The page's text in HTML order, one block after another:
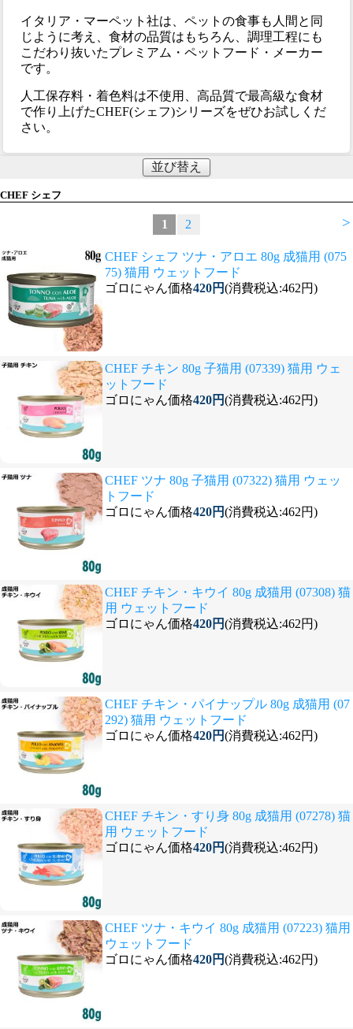
イタリア・マーペット社は、ペットの食事も人間と同
じように考え、食材の品質はもちろん、調理工程にも
こだわり抜いたプレミアム・ペットフード・メーカー
です。
人工保存料・着色料は不使用、高品質で最高級な食材
で作り上げたCHEF(シェフ)シリーズをぜひお試しくだ
さい。
並び替え
CHEF シェフ
>
1 2
CHEF シェフ ツナ・アロエ 80g 成猫用 (075
75) 猫用 ウェットフード
ゴロにゃん価格420円(消費税込:462円)
CHEF チキン 80g 子猫用 (07339) 猫用 ウェ
ットフード
ゴロにゃん価格420円(消費税込:462円)
CHEF ツナ 80g 子猫用 (07322) 猫用 ウェッ
トフード
ゴロにゃん価格420円(消費税込:462円)
CHEF チキン・キウイ 80g 成猫用 (07308) 猫
用 ウェットフード
ゴロにゃん価格420円(消費税込:462円)
CHEF チキン・パイナップル 80g 成猫用 (07
292) 猫用 ウェットフード
ゴロにゃん価格420円(消費税込:462円)
CHEF チキン・すり身 80g 成猫用 (07278) 猫
用 ウェットフード
ゴロにゃん価格420円(消費税込:462円)
CHEF ツナ・キウイ 80g 成猫用 (07223) 猫用
ウェットフード
ゴロにゃん価格420円(消費税込:462円)